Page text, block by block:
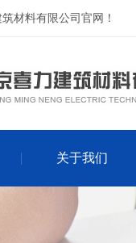
材料有限公司官网！
关于我们